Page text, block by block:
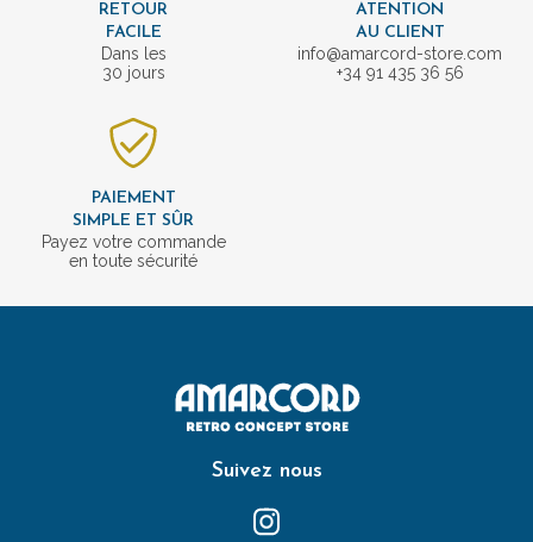
RETOUR
FACILE
Dans les
30 jours
ATENTION
AU CLIENT
info@amarcord-store.com
+34 91 435 36 56
PAIEMENT
SIMPLE ET SÛR
Payez votre commande
en toute sécurité
Suivez nous